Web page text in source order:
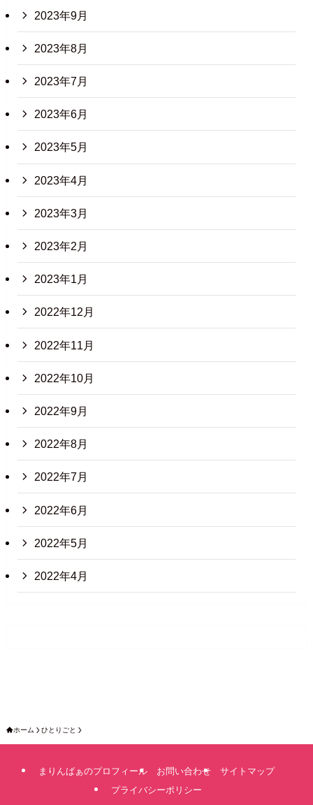
2023年9月
2023年8月
2023年7月
2023年6月
2023年5月
2023年4月
2023年3月
2023年2月
2023年1月
2022年12月
2022年11月
2022年10月
2022年9月
2022年8月
2022年7月
2022年6月
2022年5月
2022年4月
ホーム ひとりごと
まりんばぁのプロフィール お問い合わせ
サイトマップ
プライバシーポリシー